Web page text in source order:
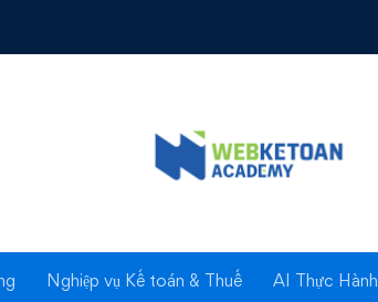
Nghiệp vụ Kế toán & Thuế AI Thực Hành